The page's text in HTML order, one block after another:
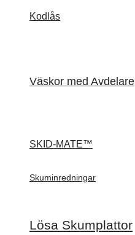
Kodlås
Väskor med Avdelare
SKID-MATE™
Skuminredningar
Lösa Skumplattor